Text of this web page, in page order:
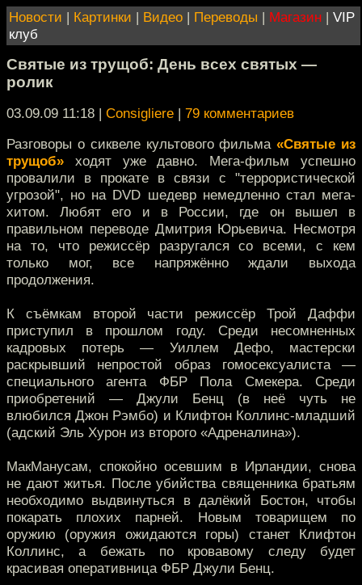
Новости | Картинки | Видео | Переводы | Магазин | VIP
клуб
Святые из трущоб: День всех святых —
ролик
03.09.09 11:18 | Consigliere | 79 комментариев
Разговоры о сиквеле культового фильма«Святые из
трущоб» ходят уже давно. Мега-фильм успешно
провалили в прокате в связи с "террористической
угрозой", но на DVD шедевр немедленно стал мега-
хитом. Любят его и в России, где он вышел в
правильном переводе Дмитрия Юрьевича. Несмотря
на то, что режиссёр разругался со всеми, с кем
только мог, все напряжённо ждали выхода
продолжения.
К съёмкам второй части режиссёр Трой Даффи
приступил в прошлом году. Среди несомненных
кадровых потерь — Уиллем Дефо, мастерски
раскрывший непростой образ гомосексуалиста —
специального агента ФБР Пола Смекера. Среди
приобретений — Джули Бенц (в неё чуть не
влюбился Джон Рэмбо) и Клифтон Коллинс-младший
(адский Эль Хурон из второго «Адреналина»).
МакМанусам, спокойно осевшим в Ирландии, снова
не дают житья. После убийства священника братьям
необходимо выдвинуться в далёкий Бостон, чтобы
покарать плохих парней. Новым товарищем по
оружию (оружия ожидаются горы) станет Клифтон
Коллинс, а бежать по кровавому следу будет
красивая оперативница ФБР Джули Бенц.